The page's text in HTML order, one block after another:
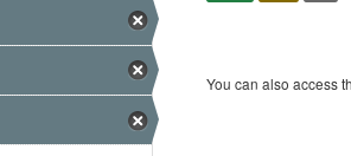
You can also access